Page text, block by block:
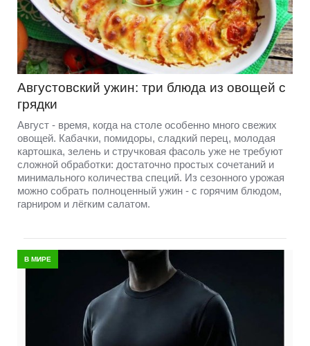
Августовский ужин: три блюда из овощей с
грядки
Август - время, когда на столе особенно много свежих
овощей. Кабачки, помидоры, сладкий перец, молодая
картошка, зелень и стручковая фасоль уже не требуют
сложной обработки: достаточно простых сочетаний и
минимального количества специй. Из сезонного урожая
можно собрать полноценный ужин - с горячим блюдом,
гарниром и лёгким салатом.
В МИРЕ